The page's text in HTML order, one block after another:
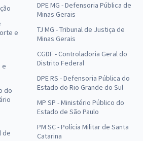
e
e
do
de
DPE MG - Defensoria Pública de
Minas Gerais
TJ MG - Tribunal de Justiça de
Minas Gerais
CGDF - Controladoria Geral do
Distrito Federal
DPE RS - Defensoria Pública do
Estado do Rio Grande do Sul
MP SP - Ministério Público do
Estado de São Paulo
PM SC - Polícia Militar de Santa
Catarina